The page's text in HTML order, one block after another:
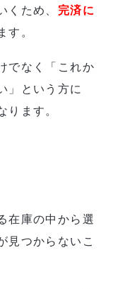
ため、 完済に
す。
でなく「これか
」という方に
ます。
在庫の中から選
見つからないこ